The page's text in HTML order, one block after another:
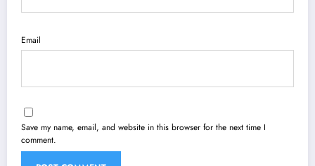
Email
Save my name, email, and website in this browser for the next time I
comment.